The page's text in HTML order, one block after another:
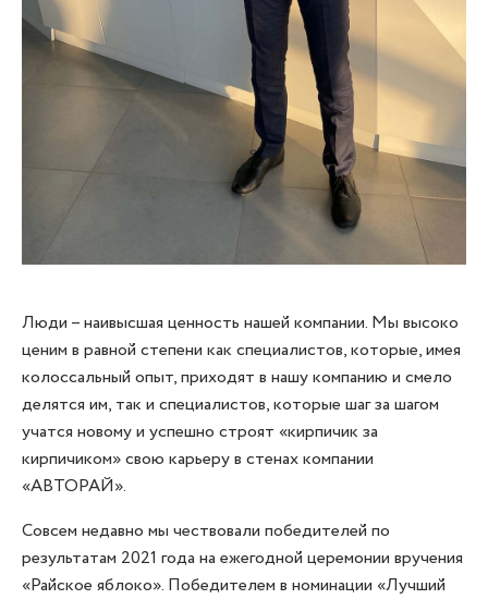
Люди – наивысшая ценность нашей компании. Мы высоко
ценим в равной степени как специалистов, которые, имея
колоссальный опыт, приходят в нашу компанию и смело
делятся им, так и специалистов, которые шаг за шагом
учатся новому и успешно строят «кирпичик за
кирпичиком» свою карьеру в стенах компании
«АВТОРАЙ».
Совсем недавно мы чествовали победителей по
результатам 2021 года на ежегодной церемонии вручения
«Райское яблоко». Победителем в номинации «Лучший